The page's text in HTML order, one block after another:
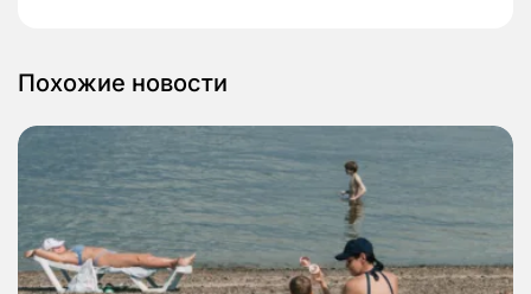
Похожие новости